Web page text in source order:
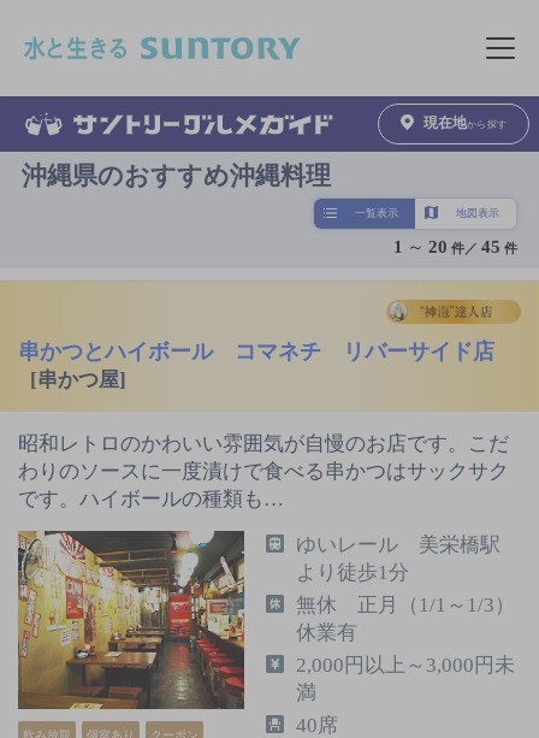
メニュ
現在地から探す
沖縄県のおすすめ沖縄料理
一覧表示 地図表示
1 ～ 20 件／45 件
串かつとハイボール コマネチ リバーサイド店
[串かつ屋]
昭和レトロのかわいい雰囲気が自慢のお店です。こだ
わりのソースに一度漬けで食べる串かつはサックサク
です。ハイボールの種類も…
ゆいレール 美栄橋駅
より徒歩1分
無休 正月（1/1～1/3）
休業有
2,000円以上～3,000円未
満
40席